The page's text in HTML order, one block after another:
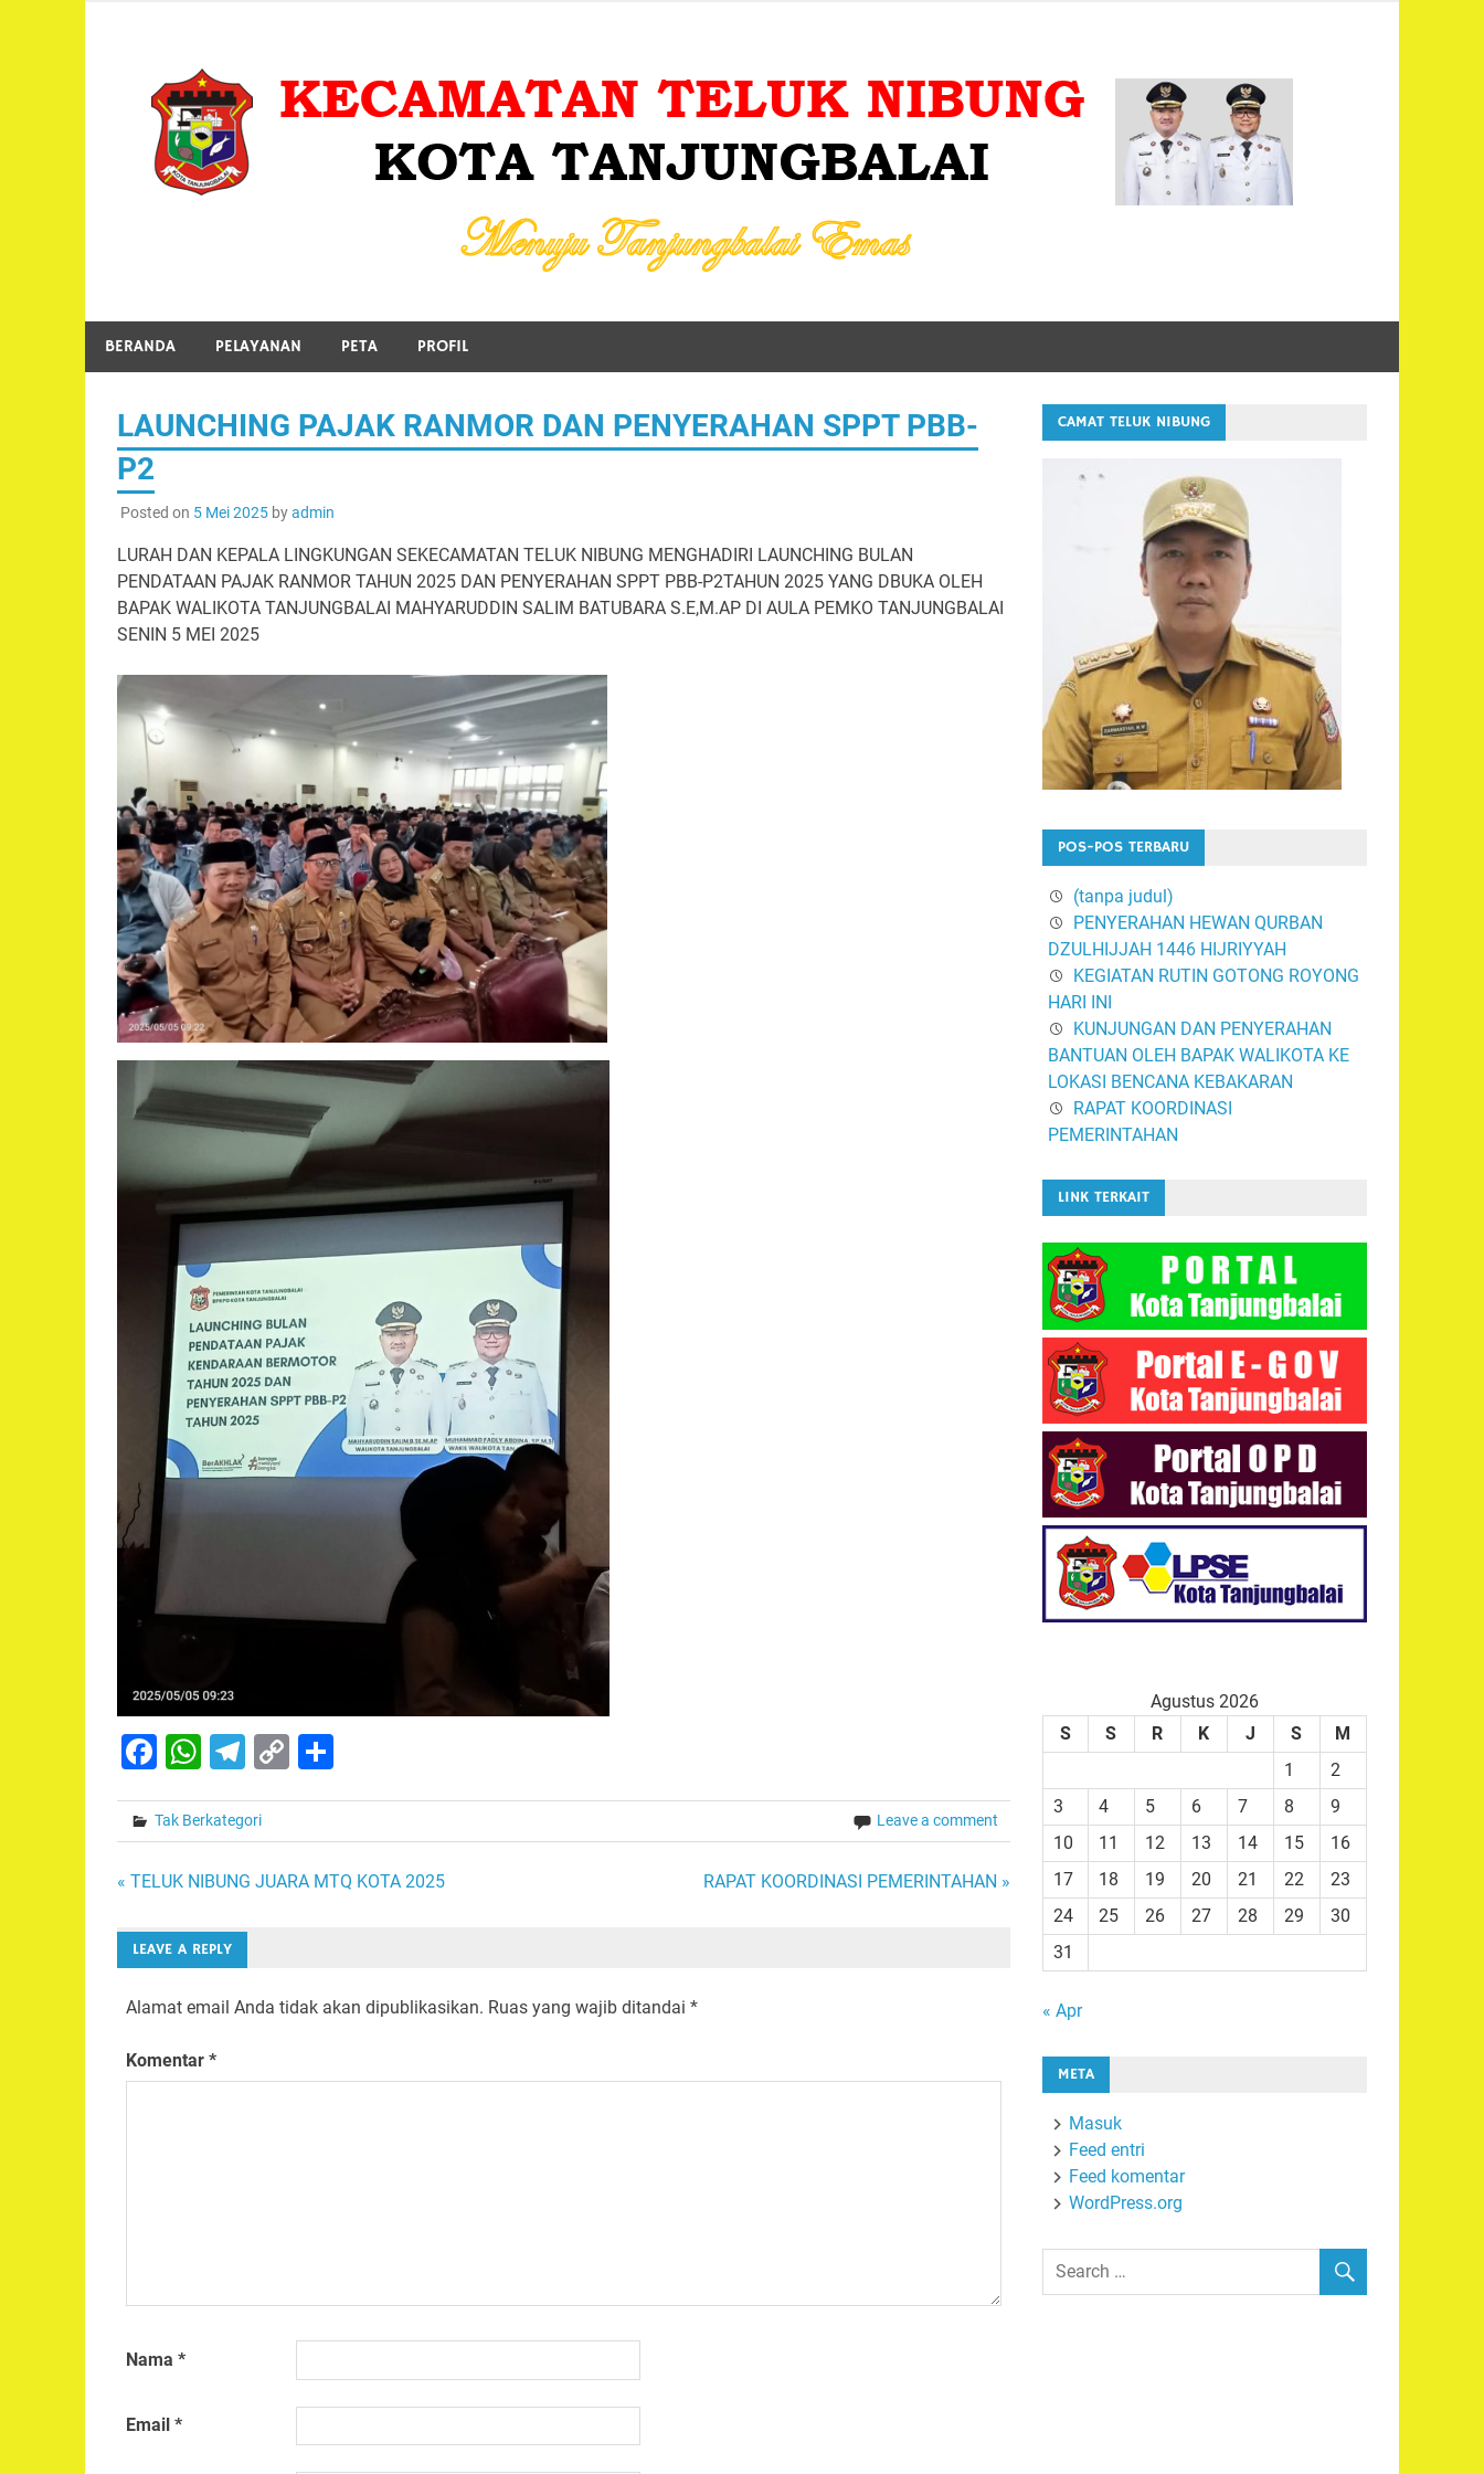
BERANDA PELAYANAN PETA PROFIL
LAUNCHING PAJAK RANMOR DAN PENYERAHAN SPPT PBB-
P2
Posted on 5 Mei 2025byadmin
LURAH DAN KEPALA LINGKUNGAN SEKECAMATAN TELUK NIBUNG MENGHADIRI LAUNCHING BULAN
PENDATAAN PAJAK RANMOR TAHUN 2025 DAN PENYERAHAN SPPT PBB-P2TAHUN 2025 YANG DBUKA OLEH
BAPAK WALIKOTA TANJUNGBALAI MAHYARUDDIN SALIM BATUBARA S.E,M.AP DI AULA PEMKO TANJUNGBALAI
SENIN 5 MEI 2025
Facebook
WhatsApp
Telegram
CopyShare
Tak Berkategori Leave a comment
Navigasi
pos
« TELUK NIBUNG JUARA MTQ KOTA 2025 RAPAT KOORDINASI PEMERINTAHAN »
LEAVE A REPLY
Alamat email Anda tidak akan dipublikasikan. Ruas yang wajib ditandai *
Komentar *
Nama *
Email *
CAMAT TELUK NIBUNG
POS-POS TERBARU
(tanpa judul)
PENYERAHAN HEWAN QURBAN
DZULHIJJAH 1446 HIJRIYYAH
KEGIATAN RUTIN GOTONG ROYONG
HARI INI
KUNJUNGAN DAN PENYERAHAN
BANTUAN OLEH BAPAK WALIKOTA KE
LOKASI BENCANA KEBAKARAN
RAPAT KOORDINASI
PEMERINTAHAN
LINK TERKAIT
Agustus 2026
S
S R K J S
M
1
2
3
4 5 6 7 8
9
10
11 12 13 14 15
16
17
18 19 20 21 22
23
24
25 26 27 28 29
30
31
« Apr
META
Masuk
Feed entri
Feed komentar
WordPress.org